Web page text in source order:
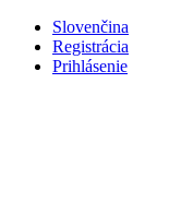
Slovenčina
Registrácia
Prihlásenie